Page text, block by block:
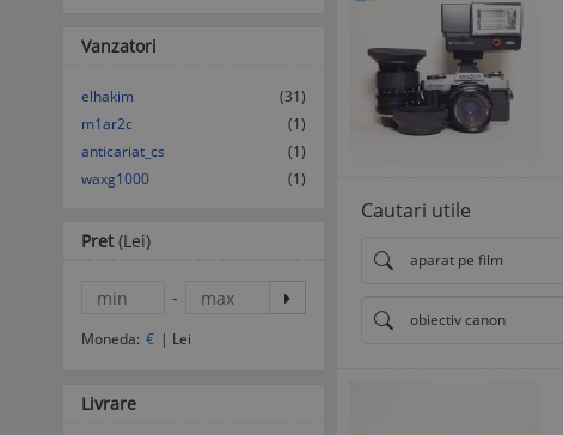
Cautari utile
aparat pe film
obiectiv canon
Vanzatori
elhakim
(31)
m1ar2c
(1)
anticariat_cs
(1)
waxg1000
(1)
Pret (Lei)
-
Moneda: € | Lei
Livrare